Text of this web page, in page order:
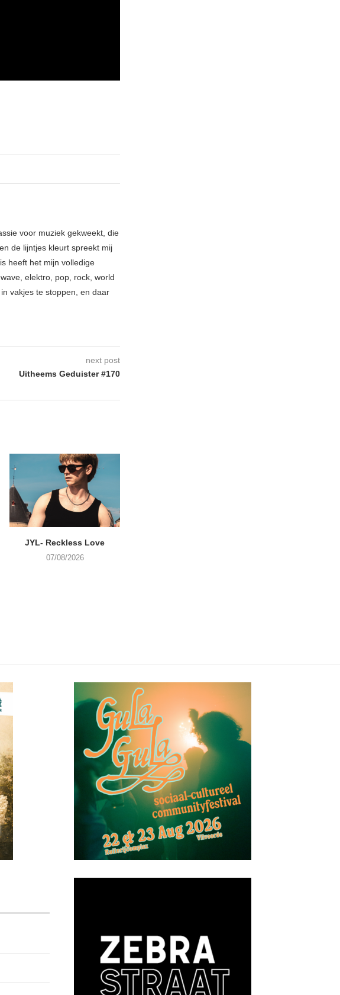
voor muziek gekweekt, die
de lijntjes kleurt spreekt mij
heeft het mijn volledige
elektro, pop, rock, world
vakjes te stoppen, en daar
next post
Uitheems Geduister #170
JYL- Reckless Love
07/08/2026